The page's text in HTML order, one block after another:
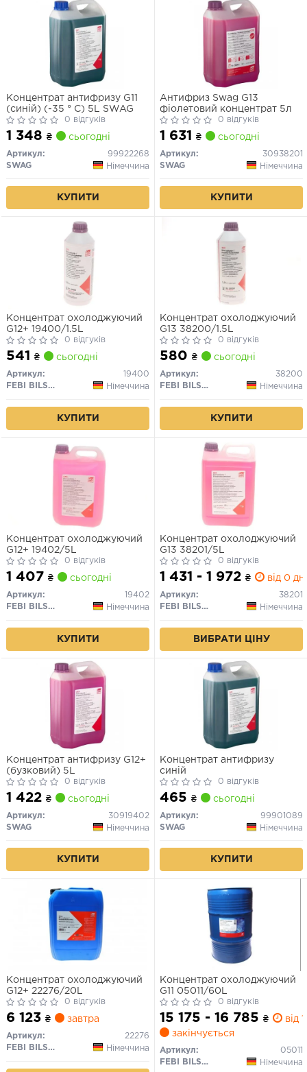
Концентрат антифризу G11
(синій) (-35 ° C) 5L SWAG
0 відгуків
1 348 ₴ сьогодні
Артикул:
99922268
SWAG
Німеччина
КУПИТИ
Антифриз Swag G13
фіолетовий концентрат 5л
0 відгуків
1 631 ₴ сьогодні
Артикул:
30938201
SWAG
Німеччина
КУПИТИ
Концентрат охолоджуючий
G12+ 19400/1.5L
0 відгуків
541 ₴ сьогодні
Артикул:
19400
FEBI BILSTEIN
Німеччина
КУПИТИ
Концентрат охолоджуючий
G13 38200/1.5L
0 відгуків
580 ₴ сьогодні
Артикул:
38200
FEBI BILSTEIN
Німеччина
КУПИТИ
Концентрат охолоджуючий
G12+ 19402/5L
0 відгуків
1 407 ₴ сьогодні
Артикул:
19402
FEBI BILSTEIN
Німеччина
КУПИТИ
Концентрат охолоджуючий
G13 38201/5L
0 відгуків
1 431 - 1 972 ₴ від 0 дн.
Артикул:
38201
FEBI BILSTEIN
Німеччина
ВИБРАТИ ЦІНУ
Концентрат антифризу G12+
(бузковий) 5L
0 відгуків
1 422 ₴ сьогодні
Артикул:
30919402
SWAG
Німеччина
КУПИТИ
Концентрат антифризу
синій
0 відгуків
465 ₴ сьогодні
Артикул:
99901089
SWAG
Німеччина
КУПИТИ
Концентрат охолоджуючий
G12+ 22276/20L
0 відгуків
6 123 ₴ завтра
Артикул:
22276
FEBI BILSTEIN
Німеччина
Концентрат охолоджуючий
G11 05011/60L
0 відгуків
15 175 - 16 785 ₴
від
закінчується
Артикул:
05011
FEBI BILSTEIN
Німеччина